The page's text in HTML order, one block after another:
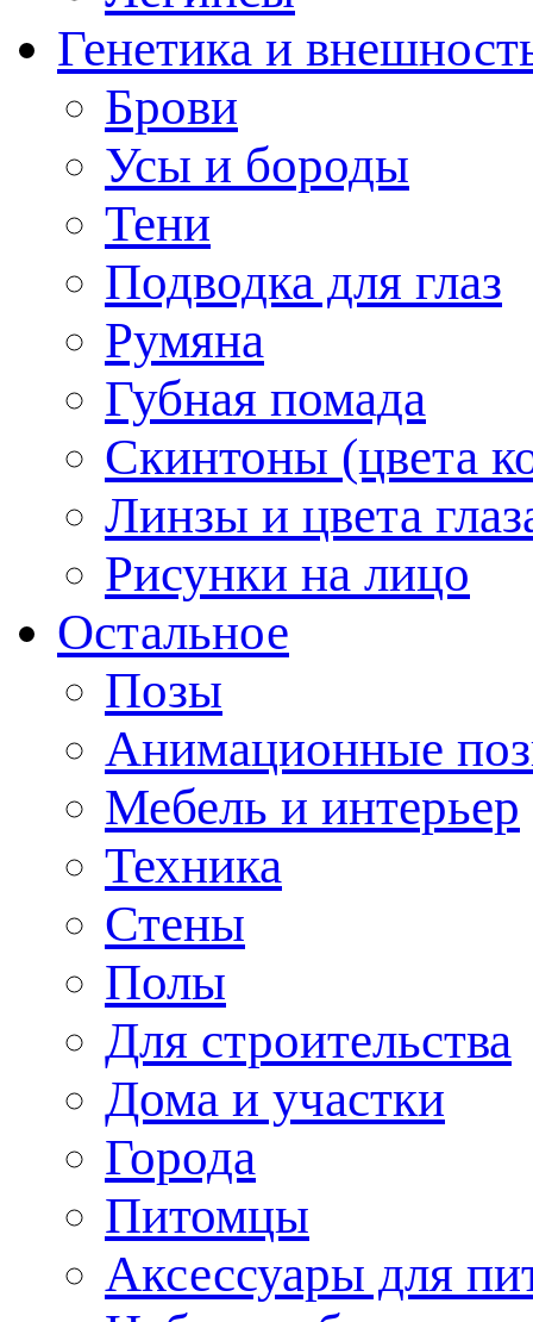
Генетика и
Брови
Усы и бороды
Тени
Подводка для глаз
Румяна
Губная помада
Скинтоны (цвета
Линзы и цвета
Рисунки на лицо
Остальное
Позы
Анимационные
Мебель и интерьер
Техника
Стены
Полы
Для строительства
Дома и участки
Города
Питомцы
Аксессуары для